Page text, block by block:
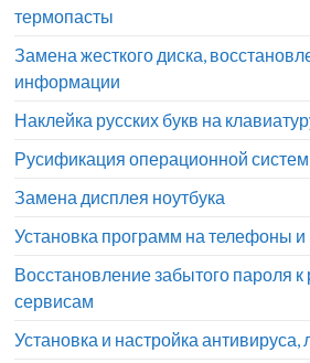
термопасты
Замена жесткого диска,
информации
Наклейка русских букв на
Русификация операционной
Замена дисплея ноутбука
Установка программ на телефоны
Восстановление забытого пароля
сервисам
Установка и настройка антивируса,